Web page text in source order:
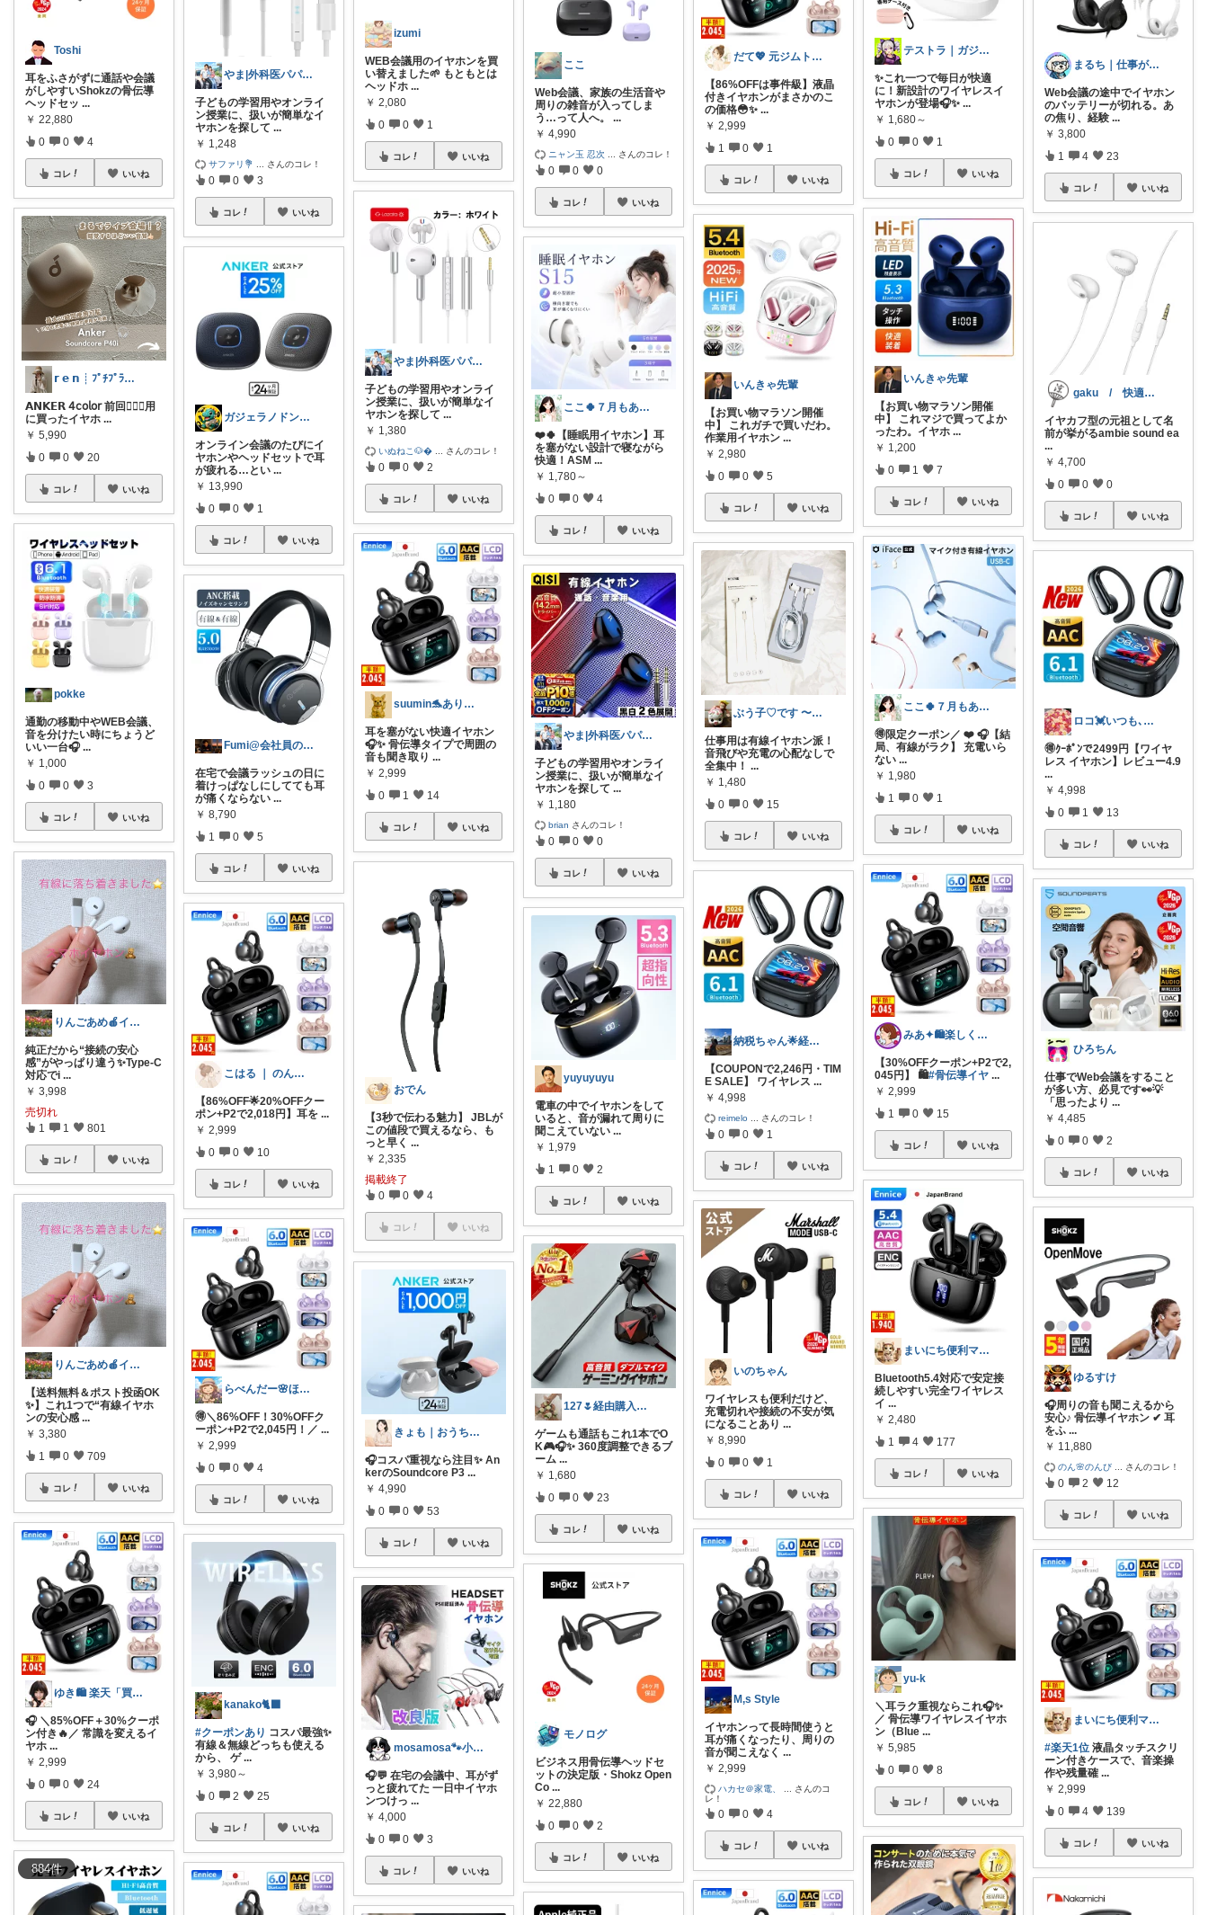
884件
Toshi
耳をふさがずに通話や会議
がしやすいShokzの骨伝導
ヘッドセッ ...
￥ 22,880
0 0 4
コレ いいね
𝗿 𝗲 𝗻 ┊ ﾌﾟﾁﾌﾟﾗ集め
𝗔𝗡𝗞𝗘𝗥 𝟦𝖼𝗈𝗅𝗈𝗋 前回👱🏻‍♂️用
に買ったイヤホ ...
￥ 5,990
0 0 20
コレ いいね
pokke
通勤の移動中やWEB会議、
音を分けたい時にちょうど
いい一台🎧...
￥ 1,000
0 0 3
コレ いいね
りんごあめ🍎インテリア雑貨🫧🌿
純正だから“接続の安心
感”がやっぱり違う✨Type-C
対応でi ...
￥ 3,998
売切れ
1 1 801
コレ いいね
りんごあめ🍎インテリア雑貨🫧🌿
【送料無料＆ポスト投函OK
✨】これ1つで“有線イヤホ
ンの安心感 ...
￥ 3,380
1 0 709
コレ いいね
ゆき🛍️ 楽天「買ってよかった」を厳選
🎧 ＼85%OFF＋30%クーポ
ン付き🔥／ 常識を変えるイ
ヤホ ...
￥ 2,999
0 0 24
コレ いいね
やま|外科医パパ、看護師ママ、娘
子どもの学習用やオンライ
ン授業に、扱いが簡単なイ
ヤホンを探して ...
￥ 1,248
サファリ‎💐 さんのコレ！
0 0 3
コレ いいね
ガジェラノドン🦖｜AI・ガジェット
オンライン会議のたびにイ
ヤホンやヘッドセットで耳
が疲れる…とい ...
￥ 13,990
0 0 1
コレ いいね
Fumi@会社員のガジェット倉庫
在宅で会議ラッシュの日に
着けっぱなしにしてても耳
が痛くならない ...
￥ 8,790
1 0 5
コレ いいね
こはる ｜ のんびり暮らす🐈
【86%OFF🌟20%OFFクー
ポン+P2で2,018円】耳を ...
￥ 2,999
0 0 10
コレ いいね
らべんだー🌸ほっと癒されるものを
🉐＼86%OFF！30%OFFク
ーポン+P2で2,045円！／ ...
￥ 2,999
0 0 4
コレ いいね
kanako🐈‍⬛
#クーポンあり コスパ最強✨
有線＆無線どっちも使える
から、 ゲ ...
￥ 3,980～
0 2 25
コレ いいね
izumi
WEB会議用のイヤホンを買
い替えました🌱 もともとは
ヘッドホ ...
￥ 2,080
0 0 1
コレ いいね
やま|外科医パパ、看護師ママ、娘
子どもの学習用やオンライ
ン授業に、扱いが簡単なイ
ヤホンを探して ...
￥ 1,380
いぬねこ🐶 さんのコレ！
0 0 2
コレ いいね
suumin🐬ありがとうございます
耳を塞がない快適イヤホン
🎧✨ 骨伝導タイプで周囲の
音も聞き取り ...
￥ 2,999
0 1 14
コレ いいね
おでん
【3秒で伝わる魅力】 JBLが
この値段で買えるなら、も
っと早く ...
￥ 2,335
掲載終了
0 0 4
コレ いいね
きょも｜おうちを楽しく🏠購入感謝✨
🎧コスパ重視なら注目✨ An
kerのSoundcore P3 ...
￥ 4,990
0 0 53
コレ いいね
mosamosa🐾小さめバッグの日々✨
🎧💬 在宅の会議中、耳がず
っと疲れてた 一日中イヤホ
ンつけっ ...
￥ 4,000
0 0 3
コレ いいね
ここ
Web会議、家族の生活音や
周りの雑音が入ってしま
う…って人へ。
...
￥ 4,990
ニャン玉 忍次 さんのコレ！
0 0 0
コレ いいね
ここ🍀７月もありがとう🍀
❤️🍀【睡眠用イヤホン】耳
を塞がない設計で寝ながら
快適！ASM ...
￥ 1,780～
0 0 4
コレ いいね
やま|外科医パパ、看護師ママ、娘
子どもの学習用やオンライ
ン授業に、扱いが簡単なイ
ヤホンを探して ...
￥ 1,180
brian さんのコレ！
0 0 0
コレ いいね
yuyuyuyu
電車の中でイヤホンをして
いると、音が漏れて周りに
聞こえていない ...
￥ 1,979
1 0 2
コレ いいね
127🌷経由購入感謝✨
ゲームも通話もこれ1本でO
K🎮🎧✨ 360度調整できるブ
ーム ...
￥ 1,680
0 0 23
コレ いいね
モノログ
ビジネス用骨伝導ヘッドセ
ットの決定版・Shokz Open
Co ...
￥ 22,880
0 0 2
コレ いいね
だて💖 元ジムトレーナーママ子育て美容
【86%OFFは事件級】液晶
付きイヤホンがまさかのこ
の価格😳✨ ...
￥ 2,999
1 0 1
コレ いいね
いんきゃ先輩
【お買い物マラソン開催
中】 これガチで買いだわ。
作業用イヤホン ...
￥ 2,980
0 0 5
コレ いいね
ぶう子♡です 〜感謝です〜
仕事用は有線イヤホン派！
音飛びや充電の心配なしで
全集中！...
￥ 1,480
0 0 15
コレ いいね
納税ちゃん🌟経由購入★
【COUPONで2,246円・TIM
E SALE】 ワイヤレス ...
￥ 4,998
reimelo さんのコレ！
0 0 1
コレ いいね
いのちゃん
ワイヤレスも便利だけど、
充電切れや接続の不安が気
になることあり ...
￥ 8,990
0 0 1
コレ いいね
M,s Style
イヤホンって長時間使うと
耳が痛くなったり、周りの
音が聞こえなく ...
￥ 2,999
ハカセ＠家電、
さんのコ
レ！
0 0 4
コレ いいね
テストラ｜ガジェット・家電
✨これ一つで毎日が快適
に！新設計のワイヤレスイ
ヤホンが登場🎧✨ ...
￥ 1,680～
0 0 1
コレ いいね
いんきゃ先輩
【お買い物マラソン開催
中】 これマジで買ってよか
ったわ。イヤホ ...
￥ 1,200
0 1 7
コレ いいね
ここ🍀７月もありがとう🍀
🉐限定クーポン／ ❤️ 🎧【結
局、有線がラク】 充電いら
ない ...
￥ 1,980
1 0 1
コレ いいね
みあ✦🛍️楽しくお買い物
【30%OFFクーポン+P2で2,
045円】 🛍️#骨伝導イヤ ...
￥ 2,999
1 0 15
コレ いいね
まいにち便利マーケット
Bluetooth5.4対応で安定接
続しやすい完全ワイヤレス
イ ...
￥ 2,480
1 4 177
コレ いいね
yu-k
＼耳ラク重視ならこれ🎧✨
／ 骨伝導ワイヤレスイヤホ
ン（Blue ...
￥ 5,985
0 0 8
コレ いいね
まるち｜仕事がラクになる愛用品
Web会議の途中でイヤホン
のバッテリーが切れる。あ
の焦り、経験 ...
￥ 3,800
1 4 23
コレ いいね
gaku / 快適な夏暮らし
イヤカフ型の元祖として名
前が挙がるambie sound ea
...
￥ 4,700
0 0 0
コレ いいね
ロコ💓いつも､ありがとう😀🙇‍♀
🉐ｸｰﾎﾟﾝで2499円【ワイヤ
レス イヤホン】レビュー4.9
...
￥ 4,998
0 1 13
コレ いいね
ひろちん
仕事でWeb会議をすること
が多い方、必見です👀💡
「思ったより ...
￥ 4,485
0 0 2
コレ いいね
ゆるすけ
🎧周りの音も聞こえるから
安心♪ 骨伝導イヤホン ✔ 耳
をふ ...
￥ 11,880
のん🌸のんび さんのコレ！
0 2 12
コレ いいね
まいにち便利マーケット
#楽天1位 液晶タッチスクリ
ーン付きケースで、音楽操
作や残量確 ...
￥ 2,999
0 4 139
コレ いいね